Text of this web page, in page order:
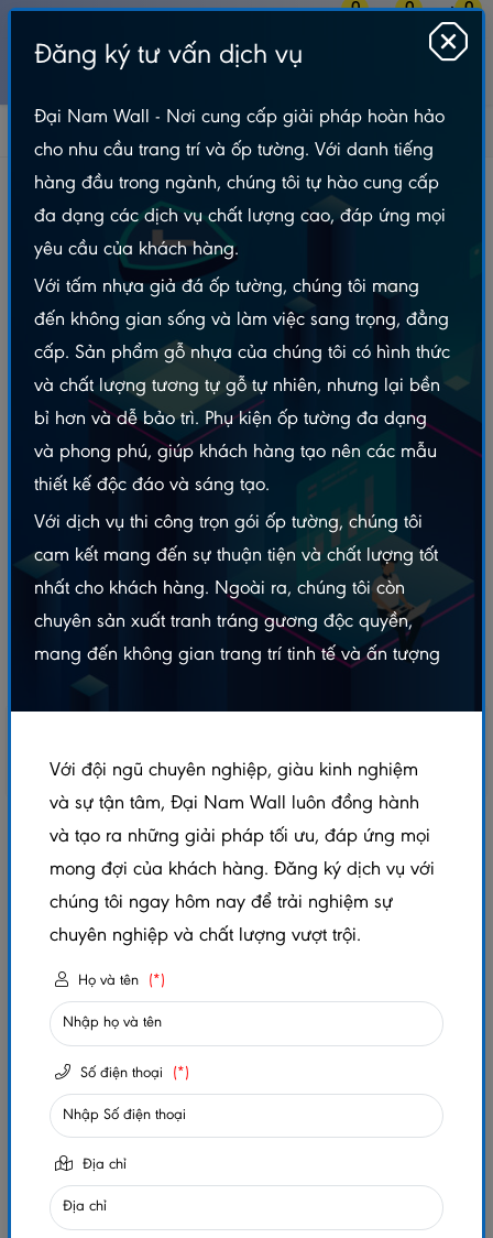
0 0 0
Tôn Nhựa ASA/PVC Tôn Nhựa 11 Sóng
Tôn Nhựa 11 Sóng
TÔN NHỰA 11 SÓNG
0 đã bán
Chat Zalo
GIAO HÀNG COD TOÀN QUỐC
Đăng ký tư vấn dịch vụ
Đại Nam Wall - Nơi cung cấp giải pháp hoàn hảo
cho nhu cầu trang trí và ốp tường. Với danh tiếng
hàng đầu trong ngành, chúng tôi tự hào cung cấp
đa dạng các dịch vụ chất lượng cao, đáp ứng mọi
yêu cầu của khách hàng.
Với tấm nhựa giả đá ốp tường, chúng tôi mang
đến không gian sống và làm việc sang trọng, đẳng
cấp. Sản phẩm gỗ nhựa của chúng tôi có hình thức
và chất lượng tương tự gỗ tự nhiên, nhưng lại bền
bỉ hơn và dễ bảo trì. Phụ kiện ốp tường đa dạng
và phong phú, giúp khách hàng tạo nên các mẫu
thiết kế độc đáo và sáng tạo.
Với dịch vụ thi công trọn gói ốp tường, chúng tôi
cam kết mang đến sự thuận tiện và chất lượng tốt
nhất cho khách hàng. Ngoài ra, chúng tôi còn
chuyên sản xuất tranh tráng gương độc quyền,
mang đến không gian trang trí tinh tế và ấn tượng
Với đội ngũ chuyên nghiệp, giàu kinh nghiệm
và sự tận tâm, Đại Nam Wall luôn đồng hành
và tạo ra những giải pháp tối ưu, đáp ứng mọi
mong đợi của khách hàng. Đăng ký dịch vụ với
chúng tôi ngay hôm nay để trải nghiệm sự
chuyên nghiệp và chất lượng vượt trội.
Họ và tên (*)
Số điện thoại (*)
Địa chỉ